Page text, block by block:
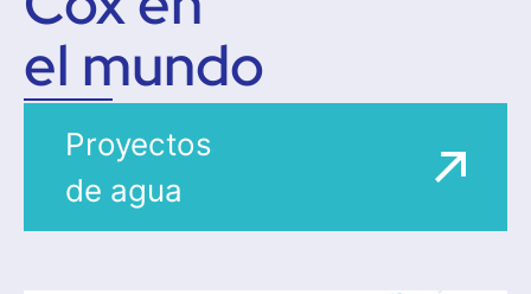
el mundo
Proyectos
de agua